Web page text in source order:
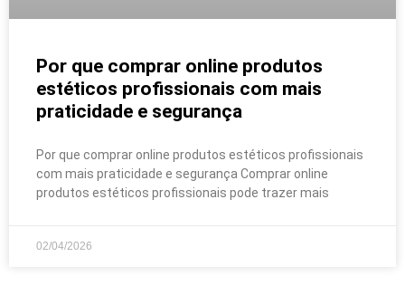
Por que comprar online produtos
estéticos profissionais com mais
praticidade e segurança
Por que comprar online produtos estéticos profissionais
com mais praticidade e segurança Comprar online
produtos estéticos profissionais pode trazer mais
02/04/2026